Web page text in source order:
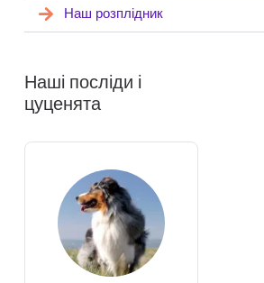
Наш розплідник
Наші посліди і
цуценята